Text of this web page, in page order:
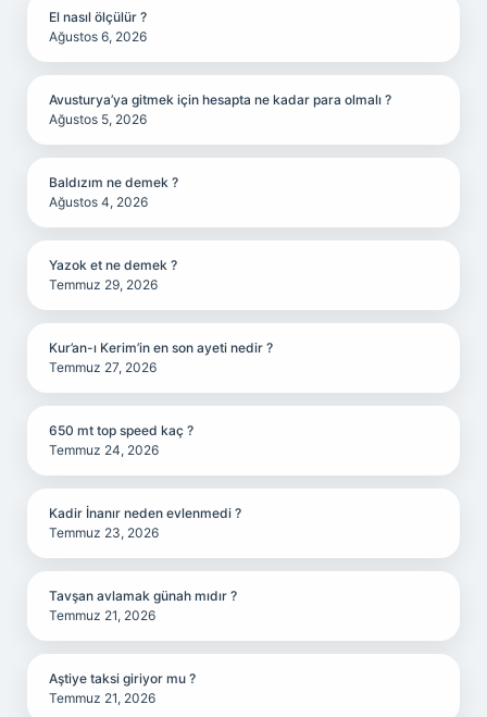
El nasıl ölçülür ?
Ağustos 6, 2026
Avusturya’ya gitmek için hesapta ne kadar para olmalı ?
Ağustos 5, 2026
Baldızım ne demek ?
Ağustos 4, 2026
Yazok et ne demek ?
Temmuz 29, 2026
Kur’an-ı Kerim’in en son ayeti nedir ?
Temmuz 27, 2026
650 mt top speed kaç ?
Temmuz 24, 2026
Kadir İnanır neden evlenmedi ?
Temmuz 23, 2026
Tavşan avlamak günah mıdır ?
Temmuz 21, 2026
Aştiye taksi giriyor mu ?
Temmuz 21, 2026